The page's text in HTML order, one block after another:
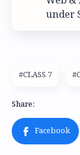
under
#CLASS 7